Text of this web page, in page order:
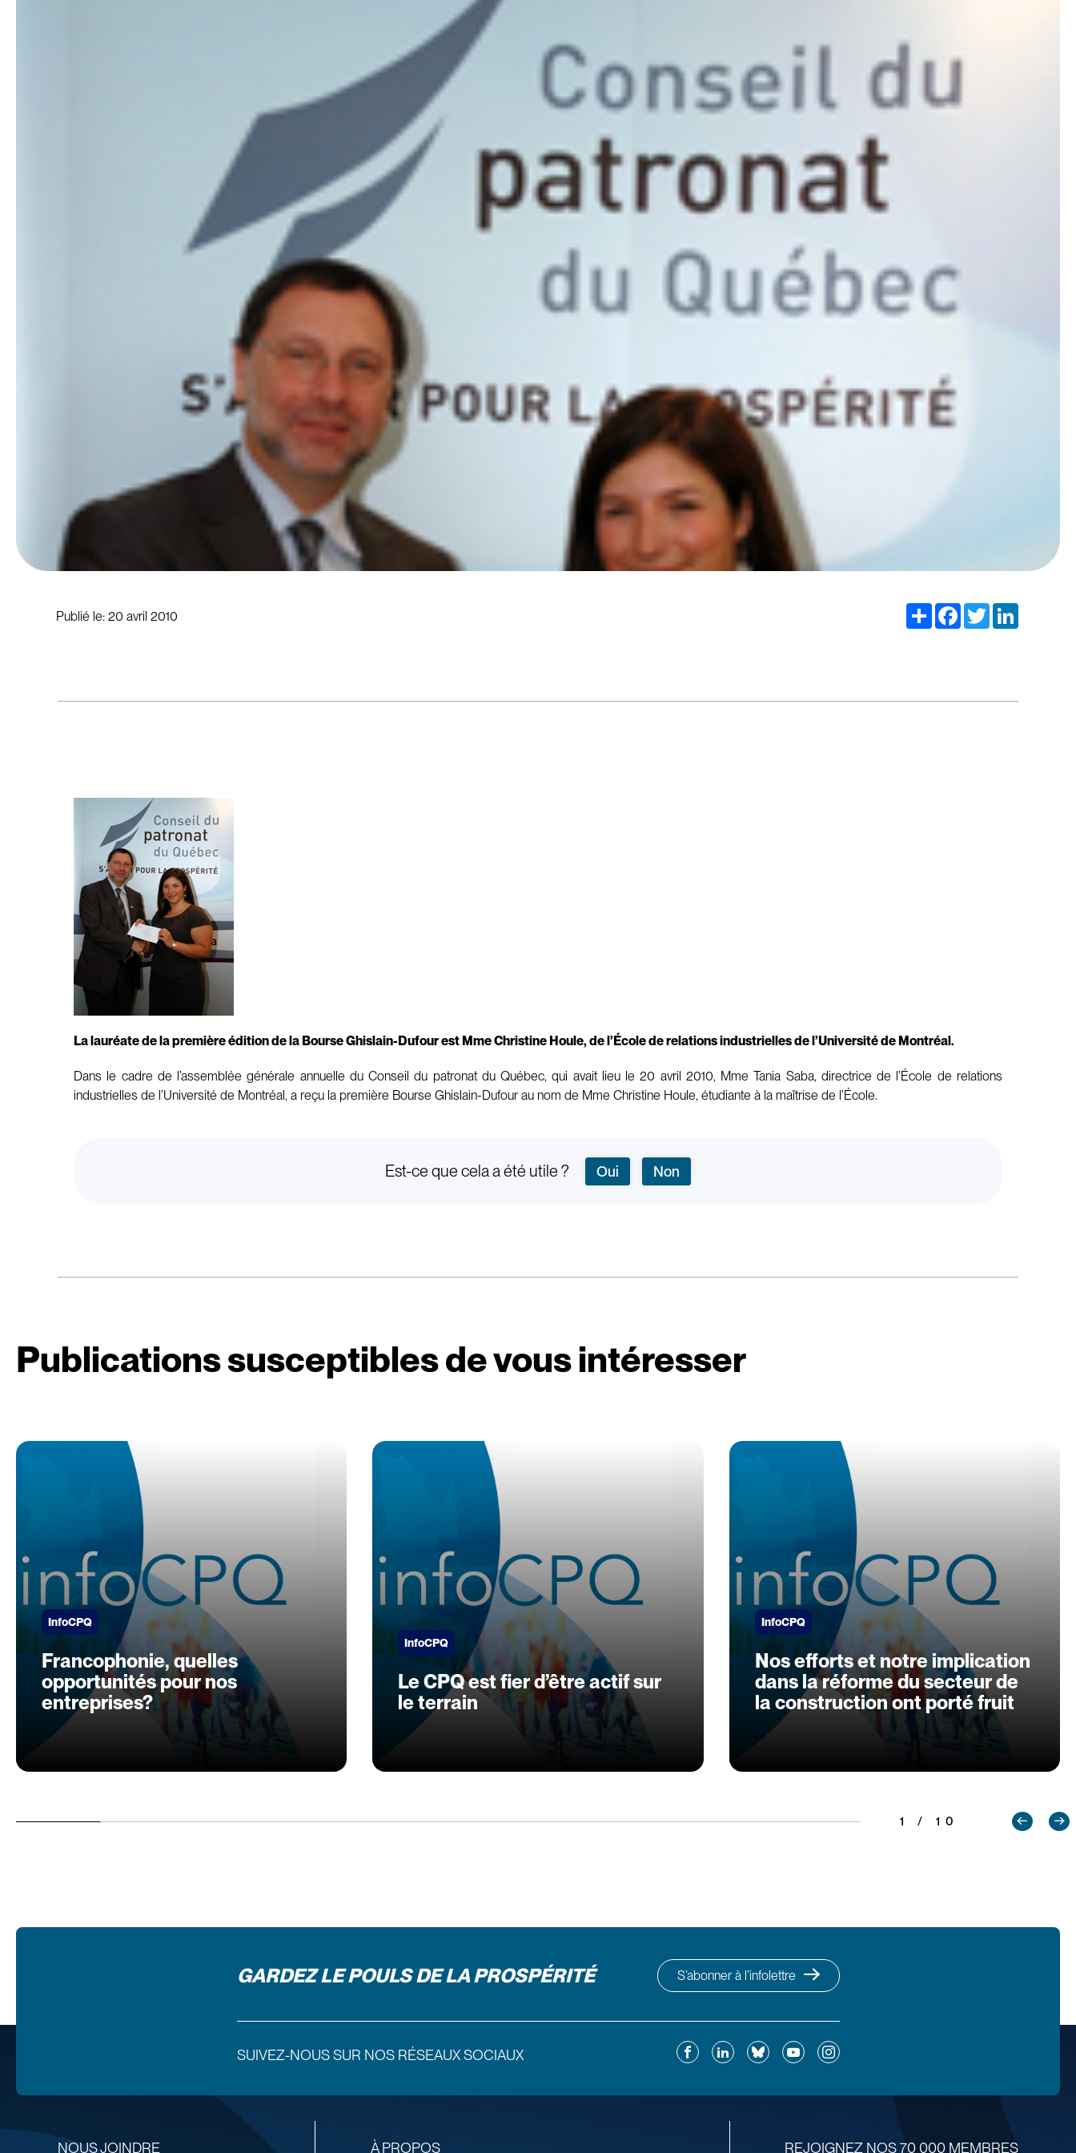
Publié le: 20 avril 2010 Share Facebook
Twitter
La lauréate de la première édition de la Bourse Ghislain-Dufour est Mme Christine Houle, de l’École de relations industrielles de l’Université de Montréal.
Dans le cadre de l’assemblée générale annuelle du Conseil du patronat du Québec, qui avait lieu le 20 avril 2010, Mme Tania Saba, directrice de l’École de relations
industrielles de l’Université de Montréal, a reçu la première Bourse Ghislain-Dufour au nom de Mme Christine Houle, étudiante à la maîtrise de l’École.
Est-ce que cela a été utile ? Oui Non
Publications susceptibles de vous intéresser
InfoCPQ
Francophonie, quelles
opportunités pour nos
entreprises?
InfoCPQ
Le CPQ est fier d’être actif sur
le terrain
InfoCPQ
Nos efforts et notre implication
dans la réforme du secteur de
la construction ont porté fruit
1 / 10
GARDEZ LE POULS DE LA PROSPÉRITÉ S’abonner à l’infolettre
SUIVEZ-NOUS SUR NOS RÉSEAUX SOCIAUX FacebookLinkedInBlueskyYouTubeInstagram
NOUS JOINDRE À PROPOS REJOIGNEZ NOS 70 000 MEMBRES